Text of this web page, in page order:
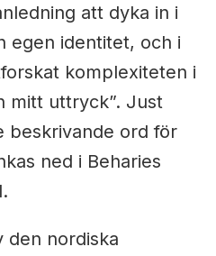
att dyka in i
egen identitet, och i
komplexiteten i
mitt uttryck”. Just
beskrivande ord för
ned i Beharies
den nordiska